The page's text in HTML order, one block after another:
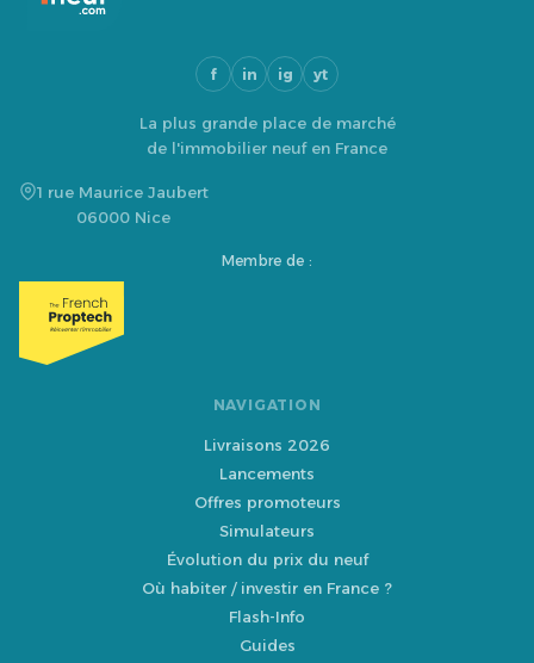
f in ig yt
La plus grande place de marché
de l'immobilier neuf en France
1 rue Maurice Jaubert
06000 Nice
Membre de :
NAVIGATION
Livraisons 2026
Lancements
Offres promoteurs
Simulateurs
Évolution du prix du neuf
Où habiter / investir en France ?
Flash-Info
Guides